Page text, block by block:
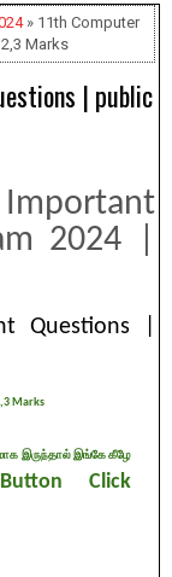
» 11th Computer
Marks
| public
Important
2024 |
Questions |
Marks
இருந்தால் இங்கே கீழே
Click